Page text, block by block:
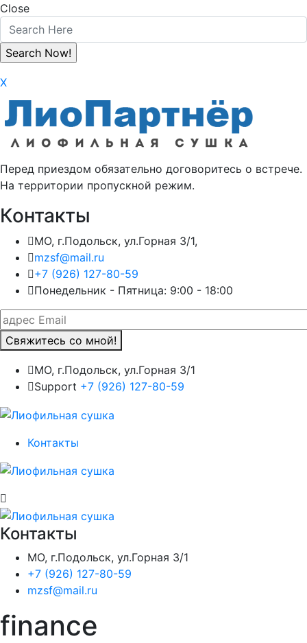
Close
X
Перед приездом обязательно договоритесь о встрече.
На территории пропускной режим.
Контакты
МО, г.Подольск, ул.Горная 3/1,
mzsf@mail.ru
+7 (926) 127-80-59
Понедельник - Пятница: 9:00 - 18:00
Свяжитесь со мной!
МО, г.Подольск, ул.Горная 3/1
Support +7 (926) 127-80-59
Контакты
Контакты
МО, г.Подольск, ул.Горная 3/1
+7 (926) 127-80-59
mzsf@mail.ru
finance